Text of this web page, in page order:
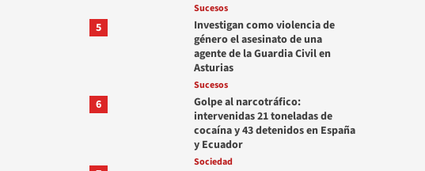
5
Sucesos
Investigan como violencia de
género el asesinato de una
agente de la Guardia Civil en
Asturias
6
Sucesos
Golpe al narcotráfico:
intervenidas 21 toneladas de
cocaína y 43 detenidos en España
y Ecuador
Sociedad